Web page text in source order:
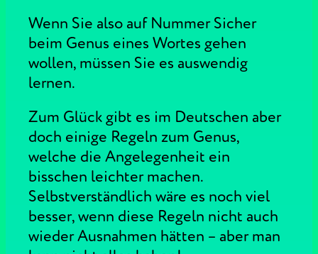
Wenn Sie also auf Nummer Sicher
beim Genus eines Wortes gehen
wollen, müssen Sie es auswendig
lernen.
Zum Glück gibt es im Deutschen aber
doch einige Regeln zum Genus,
welche die Angelegenheit ein
bisschen leichter machen.
Selbstverständlich wäre es noch viel
besser, wenn diese Regeln nicht auch
wieder Ausnahmen hätten – aber man